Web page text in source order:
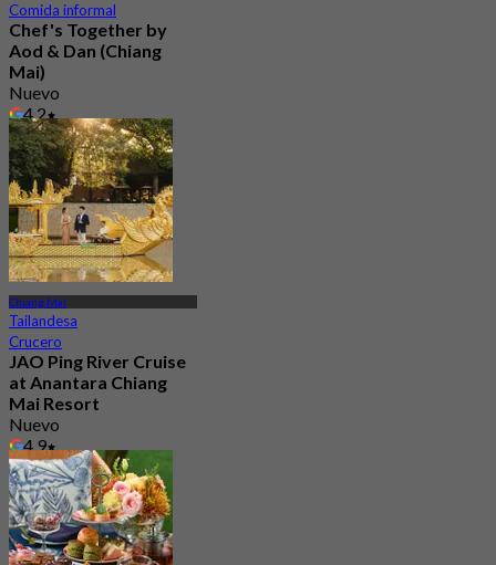
Comida informal
Chef's Together by
Aod & Dan (Chiang
Mai)
Nuevo
4.2
Desde฿ 516.66
Chiang Mai
Tailandesa
Crucero
JAO Ping River Cruise
at Anantara Chiang
Mai Resort
Nuevo
4.9
Desde฿ 1,168.5